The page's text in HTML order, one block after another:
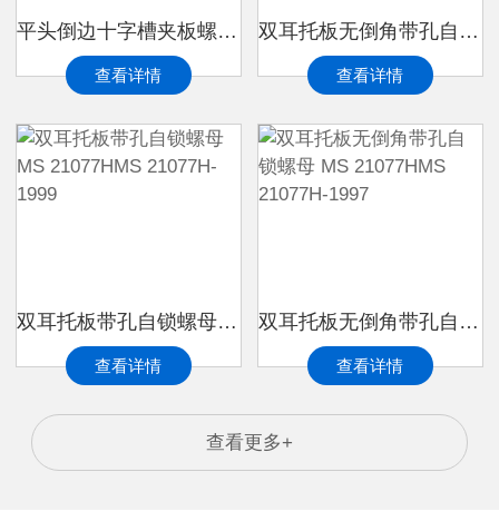
平头倒边十字槽夹板螺母 QIB/IND 1011.1QIB/IND 1011.1
查看详情
双耳托板无倒角带孔自锁螺母 MS 21077HMS 21077H-1999
查看详情
双耳托板带孔自锁螺母 MS 21077HMS 21077H-1999
查看详情
双耳托板无倒角带孔自锁螺母 MS 21077HMS 21077H-1997
查看详情
查看更多+